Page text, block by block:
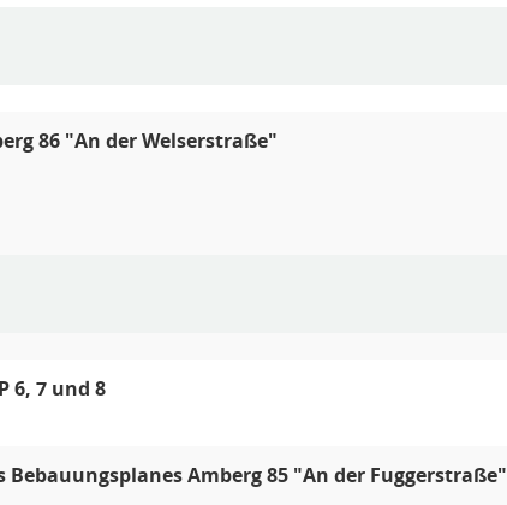
86 "An der Welserstraße"
6, 7 und 8
Amberg 85 "An der Fuggerstraße"